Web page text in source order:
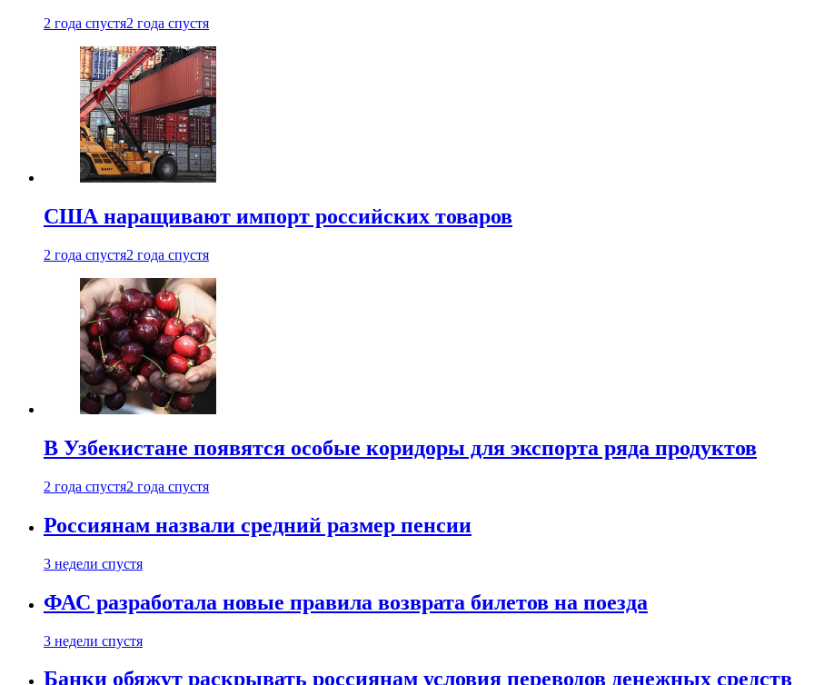
2 года спустя2 года спустя
США наращивают импорт российских товаров
2 года спустя2 года спустя
В Узбекистане появятся особые коридоры для экспорта ряда продуктов
2 года спустя2 года спустя
Россиянам назвали средний размер пенсии
3 недели спустя
ФАС разработала новые правила возврата билетов на поезда
3 недели спустя
Банки обяжут раскрывать россиянам условия переводов денежных средств